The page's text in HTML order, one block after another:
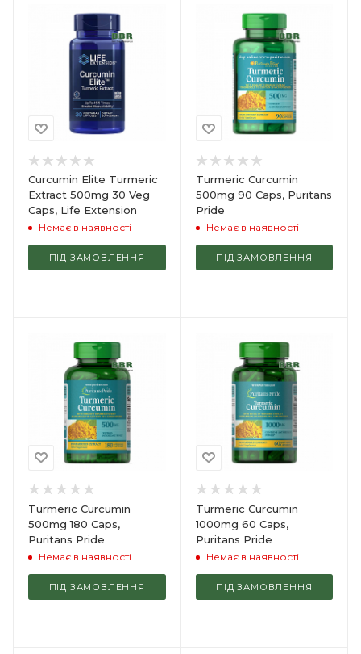
Curcumin Elite Turmeric
Extract 500mg 30 Veg
Caps, Life Extension
Немає в наявності
ПІД ЗАМОВЛЕННЯ
Turmeric Curcumin
500mg 90 Caps, Puritans
Pride
Немає в наявності
ПІД ЗАМОВЛЕННЯ
Turmeric Curcumin
500mg 180 Caps,
Puritans Pride
Немає в наявності
ПІД ЗАМОВЛЕННЯ
Turmeric Curcumin
1000mg 60 Caps,
Puritans Pride
Немає в наявності
ПІД ЗАМОВЛЕННЯ